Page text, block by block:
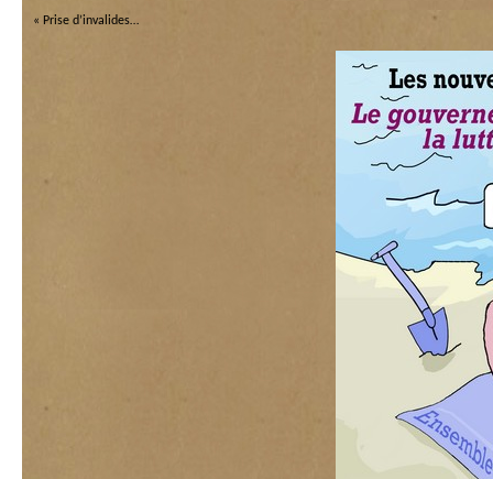
« Prise d’invalides…